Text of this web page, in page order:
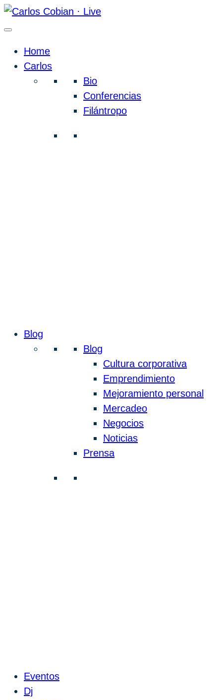
Home
Carlos
Bio
Conferencias
Filántropo
Blog
Blog
Cultura corporativa
Emprendimiento
Mejoramiento personal
Mercadeo
Negocios
Noticias
Prensa
Eventos
Dj